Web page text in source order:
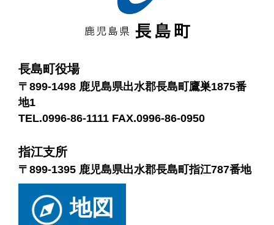
長島町役場
〒899-1498 鹿児島県出水郡長島町鷹巣1875番
地1
TEL.0996-86-1111 FAX.0996-86-0950
指江支所
〒899-1395 鹿児島県出水郡長島町指江787番地
地図